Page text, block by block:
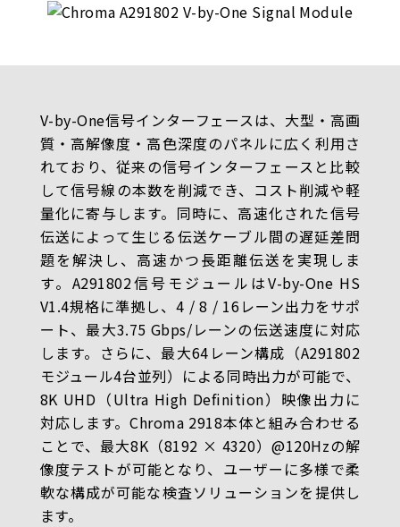
V-by-One信号インターフェースは、大型・高画
質・高解像度・高色深度のパネルに広く利用さ
れており、従来の信号インターフェースと比較
して信号線の本数を削減でき、コスト削減や軽
量化に寄与します。同時に、高速化された信号
伝送によって生じる伝送ケーブル間の遅延差問
題を解決し、高速かつ長距離伝送を実現しま
す。A291802信号モジュールはV-by-One HS
V1.4規格に準拠し、4 / 8 / 16レーン出力をサポ
ート、最大3.75 Gbps/レーンの伝送速度に対応
します。さらに、最大64レーン構成（A291802
モジュール4台並列）による同時出力が可能で、
8K UHD（Ultra High Definition）映像出力に
対応します。Chroma 2918本体と組み合わせる
ことで、最大8K（8192 × 4320）@120Hzの解
像度テストが可能となり、ユーザーに多様で柔
軟な構成が可能な検査ソリューションを提供し
ます。